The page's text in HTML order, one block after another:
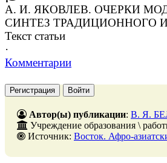
А. И. ЯКОВЛЕВ. ОЧЕРКИ
СИНТЕЗ ТРАДИЦИОННОГО
Текст статьи
·
Комментарии
Регистрация Войти
Автор(ы) публикации: В. Я.
Учреждение образования \
Источник: Восток. Афро-азиатские